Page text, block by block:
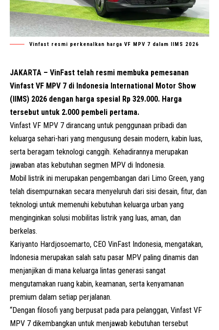
Vinfast resmi perkenalkan harga VF MPV 7 dalam IIMS 2026
JAKARTA – VinFast telah resmi membuka pemesanan
Vinfast VF MPV 7 di Indonesia International Motor Show
(IIMS) 2026 dengan harga spesial Rp 329.000. Harga
tersebut untuk 2.000 pembeli pertama.
Vinfast VF MPV 7 dirancang untuk penggunaan pribadi dan
keluarga sehari-hari yang mengusung desain modern, kabin luas,
serta beragam teknologi canggih. Kehadirannya merupakan
jawaban atas kebutuhan segmen MPV di Indonesia.
Mobil listrik ini merupakan pengembangan dari Limo Green, yang
telah disempurnakan secara menyeluruh dari sisi desain, fitur, dan
teknologi untuk memenuhi kebutuhan keluarga urban yang
menginginkan solusi mobilitas listrik yang luas, aman, dan
berkelas.
Kariyanto Hardjosoemarto, CEO VinFast Indonesia, mengatakan,
Indonesia merupakan salah satu pasar MPV paling dinamis dan
menjanjikan di mana keluarga lintas generasi sangat
mengutamakan ruang kabin, keamanan, serta kenyamanan
premium dalam setiap perjalanan.
“Dengan filosofi yang berpusat pada para pelanggan, Vinfast VF
MPV 7 dikembangkan untuk menjawab kebutuhan tersebut